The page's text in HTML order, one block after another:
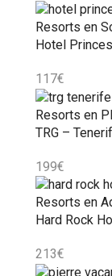
Resorts en
Hotel
117€
Resorts en
TRG –
199€
Resorts en
Hard Rock
213€